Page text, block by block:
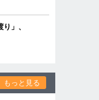
」、
もっと見る